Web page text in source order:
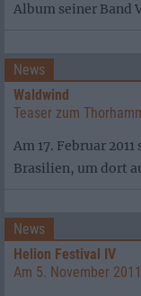
Album seiner Band
News
Waldwind
Teaser zum
Am 17. Februar
Brasilien, um dort
News
Helion Festival IV
Am 5. November